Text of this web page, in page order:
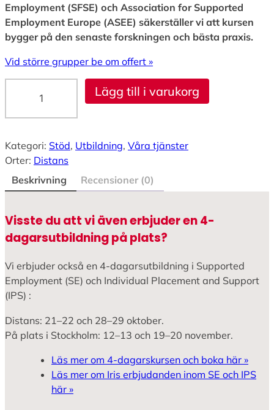
Employment (SFSE) och Association for Supported
Employment Europe (ASEE) säkerställer vi att kursen
bygger på den senaste forskningen och bästa praxis.
Vid större grupper be om offert »
p
o
r
e
E
m
l
o
y
e
n
Lägg till i varukorg
Kategori: Stöd, Utbildning, Våra tjänster
Orter: Distans
Beskrivning
Recensioner (0)
Visste du att vi även erbjuder en 4-
dagarsutbildning på plats?
Vi erbjuder också en 4-dagarsutbildning i Supported
Employment (SE) och Individual Placement and Support
(IPS) :
Distans: 21–22 och 28–29 oktober.
På plats i Stockholm: 12–13 och 19–20 november.
Läs mer om 4-dagarskursen och boka här »
Läs mer om Iris erbjudanden inom SE och IPS
här »